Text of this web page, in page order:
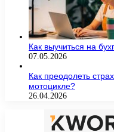
Как выучиться на
07.05.2026
Как преодолеть
мотоцикле?
26.04.2026